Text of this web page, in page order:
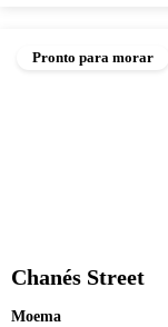
Pronto para morar
Chanés Street
Moema